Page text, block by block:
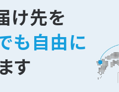
け先を
も自由に
す